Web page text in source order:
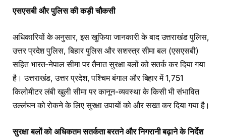
एसएसबी और पुलिस की कड़ी चौकसी
अधिकारियों के अनुसार, इस खुफिया जानकारी के बाद उत्तराखंड पुलिस,
उत्तर प्रदेश पुलिस, बिहार पुलिस और सशस्त्र सीमा बल (एसएसबी)
सहित भारत-नेपाल सीमा पर तैनात सुरक्षा बलों को सतर्क कर दिया गया
है। उत्तराखंड, उत्तर प्रदेश, पश्चिम बंगाल और बिहार में 1,751
किलोमीटर लंबी खुली सीमा पर कानून-व्यवस्था के किसी भी संभावित
उल्लंघन को रोकने के लिए सुरक्षा उपायों को और सख्त कर दिया गया है।
सुरक्षा बलों को अधिकतम सतर्कता बरतने और निगरानी बढ़ाने के निर्देश